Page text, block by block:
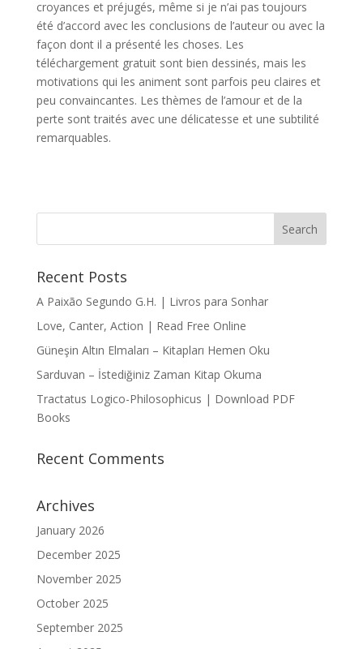
croyances et préjugés, même si je n’ai pas toujours
été d’accord avec les conclusions de l’auteur ou avec la
façon dont il a présenté les choses. Les
téléchargement gratuit sont bien dessinés, mais les
motivations qui les animent sont parfois peu claires et
peu convaincantes. Les thèmes de l’amour et de la
perte sont traités avec une délicatesse et une subtilité
remarquables.
Recent Posts
A Paixão Segundo G.H. | Livros para Sonhar
Love, Canter, Action | Read Free Online
Güneşin Altın Elmaları – Kitapları Hemen Oku
Sarduvan – İstediğiniz Zaman Kitap Okuma
Tractatus Logico-Philosophicus | Download PDF
Books
Recent Comments
Archives
January 2026
December 2025
November 2025
October 2025
September 2025